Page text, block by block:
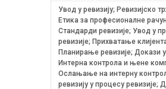
Увод у ревизију; Ревизијско
Етика за професионалне
Стандарди ревизије; Увод у
ревизије; Прихватање
Планирање ревизије; Докази у
Интерна контрола и њене
Ослањање на интерну
ревизију у процесу ревизије;